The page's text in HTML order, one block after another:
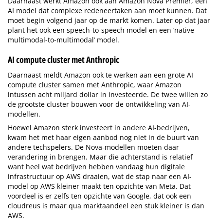
AI model dat complexe redeneertaken aan moet kunnen. Dat
moet begin volgend jaar op de markt komen. Later op dat jaar
plant het ook een speech-to-speech model en een ‘native
multimodal-to-multimodal’ model.
AI compute cluster met Anthropic
Daarnaast meldt Amazon ook te werken aan een grote AI
compute cluster samen met Anthropic, waar Amazon
intussen acht miljard dollar in investeerde. De twee willen zo
de grootste cluster bouwen voor de ontwikkeling van AI-
modellen.
Hoewel Amazon sterk investeert in andere AI-bedrijven,
kwam het met haar eigen aanbod nog niet in de buurt van
andere techspelers. De Nova-modellen moeten daar
verandering in brengen. Maar die achterstand is relatief
want heel wat bedrijven hebben vandaag hun digitale
infrastructuur op AWS draaien, wat de stap naar een AI-
model op AWS kleiner maakt ten opzichte van Meta. Dat
voordeel is er zelfs ten opzichte van Google, dat ook een
cloudreus is maar qua marktaandeel een stuk kleiner is dan
AWS.